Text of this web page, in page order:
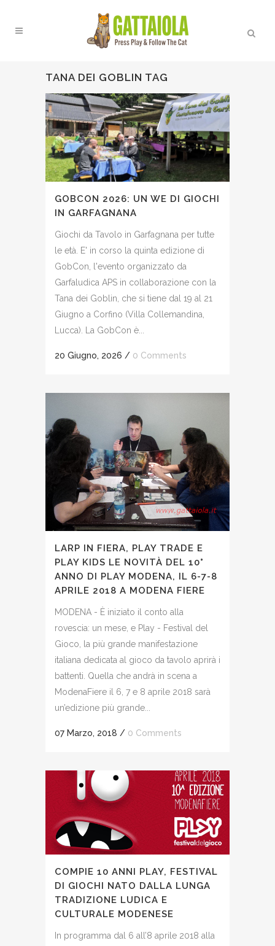
TANA DEI GOBLIN TAG
GOBCON 2026: UN WE DI GIOCHI
IN GARFAGNANA
Giochi da Tavolo in Garfagnana per tutte
le età. E' in corso la quinta edizione di
GobCon, l'evento organizzato da
Garfaludica APS in collaborazione con la
Tana dei Goblin, che si tiene dal 19 al 21
Giugno a Corfino (Villa Collemandina,
Lucca). La GobCon è...
20 Giugno, 2026 / 0 Comments
LARP IN FIERA, PLAY TRADE E
PLAY KIDS LE NOVITÀ DEL 10°
ANNO DI PLAY MODENA, IL 6-7-8
APRILE 2018 A MODENA FIERE
MODENA - È iniziato il conto alla
rovescia: un mese, e Play - Festival del
Gioco, la più grande manifestazione
italiana dedicata al gioco da tavolo aprirà i
battenti. Quella che andrà in scena a
ModenaFiere il 6, 7 e 8 aprile 2018 sarà
un’edizione più grande...
07 Marzo, 2018 / 0 Comments
COMPIE 10 ANNI PLAY, FESTIVAL
DI GIOCHI NATO DALLA LUNGA
TRADIZIONE LUDICA E
CULTURALE MODENESE
In programma dal 6 all’8 aprile 2018 alla